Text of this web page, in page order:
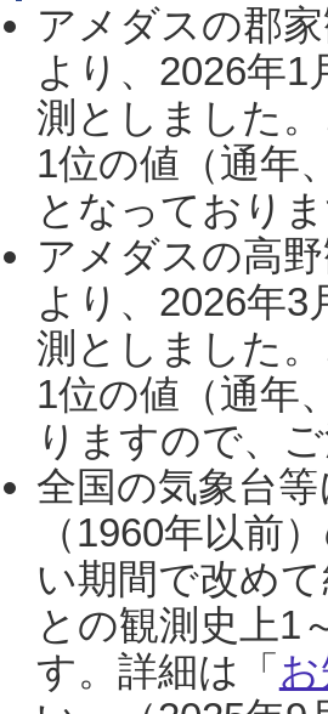
アメダスの郡
より、2026年
測としました
1位の値（通年
となっており
アメダスの高
より、2026年
測としました
1位の値（通年
りますので、
全国の気象台
（1960年以前
い期間で改め
との観測史上1
す。詳細は「